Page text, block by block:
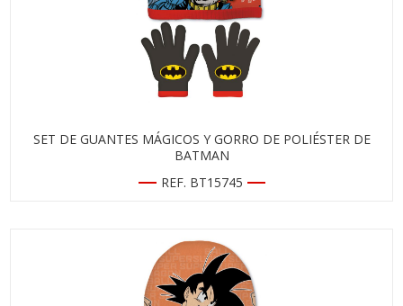
SET DE GUANTES MÁGICOS Y GORRO DE POLIÉSTER DE
BATMAN
REF. BT15745